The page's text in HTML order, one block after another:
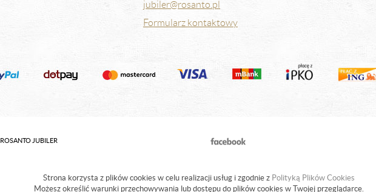
jubiler@rosanto.pl
Formularz kontaktowy
ROSANTO JUBILER
Strona korzysta z plików cookies w celu realizacji usług i zgodnie z Polityką Plików Cookies
Możesz określić warunki przechowywania lub dostępu do plików cookies w Twojej przeglądarce.